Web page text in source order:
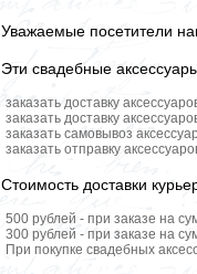
Уважаемые посетители
Эти свадебные
заказать доставку
заказать доставку
заказать самовывоз
заказать отправку
Стоимость доставки
500 рублей - при заказе на
300 рублей - при заказе на
При покупке свадебных